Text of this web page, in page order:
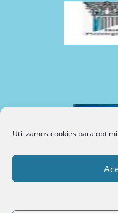
Utilizamos cookies para